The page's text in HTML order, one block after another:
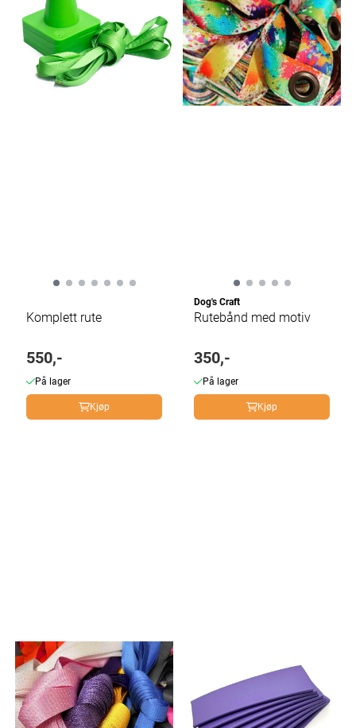
Komplett rute
550,-
På lager
Kjøp
Dog's Craft
Rutebånd med motiv
350,-
På lager
Kjøp